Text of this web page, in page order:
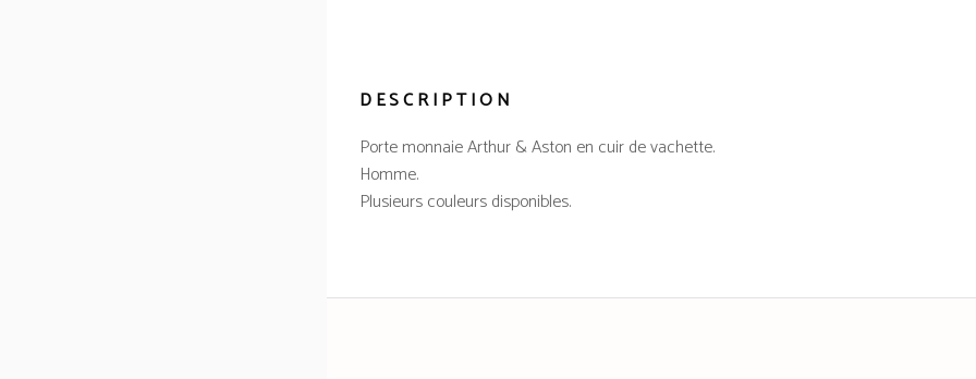
DESCRIPTION
Porte monnaie Arthur & Aston en cuir de vachette.
Homme.
Plusieurs couleurs disponibles.